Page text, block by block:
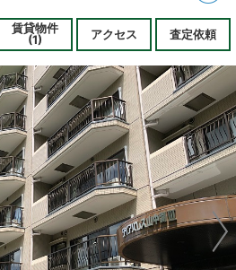
賃貸物件
(1)
アクセス 査定依頼